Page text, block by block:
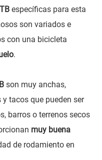
específicas para esta
son variados e
con una bicicleta
.
son muy anchas,
tacos que pueden ser
barros o terrenos secos
muy buena
de rodamiento en